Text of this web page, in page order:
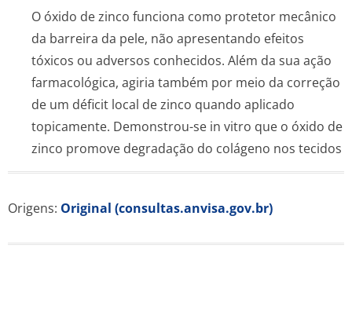
O óxido de zinco funciona como protetor mecânico
da barreira da pele, não apresentando efeitos
tóxicos ou adversos conhecidos. Além da sua ação
farmacológica, agiria também por meio da correção
de um déficit local de zinco quando aplicado
topicamente. Demonstrou-se in vitro que o óxido de
zinco promove degradação do colágeno nos tecidos
Origens: Original (consultas.anvisa.gov.br)